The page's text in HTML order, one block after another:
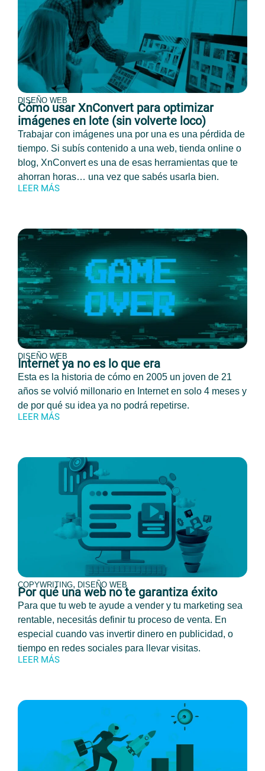
DISEÑO WEB
Cómo usar XnConvert para optimizar
imágenes en lote (sin volverte loco)
Trabajar con imágenes una por una es una pérdida de
tiempo. Si subís contenido a una web, tienda online o
blog, XnConvert es una de esas herramientas que te
ahorran horas… una vez que sabés usarla bien.
LEER MÁS
DISEÑO WEB
Internet ya no es lo que era
Esta es la historia de cómo en 2005 un joven de 21
años se volvió millonario en Internet en solo 4 meses y
de por qué su idea ya no podrá repetirse.
LEER MÁS
COPYWRITING, DISEÑO WEB
Por qué una web no te garantiza éxito
Para que tu web te ayude a vender y tu marketing sea
rentable, necesitás definir tu proceso de venta. En
especial cuando vas invertir dinero en publicidad, o
tiempo en redes sociales para llevar visitas.
LEER MÁS